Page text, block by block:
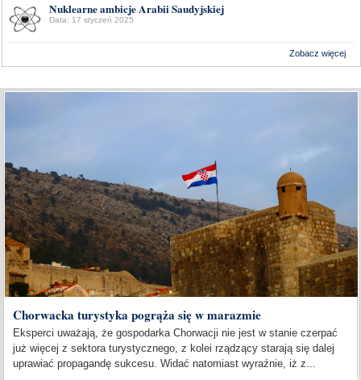
Nuklearne ambicje Arabii Saudyjskiej
Data: 17 styczeń 2025
Zobacz więcej
Chorwacka turystyka pogrąża się w marazmie
Eksperci uważają, że gospodarka Chorwacji nie jest w stanie czerpać
już więcej z sektora turystycznego, z kolei rządzący starają się dalej
uprawiać propagandę sukcesu. Widać natomiast wyraźnie, iż z...